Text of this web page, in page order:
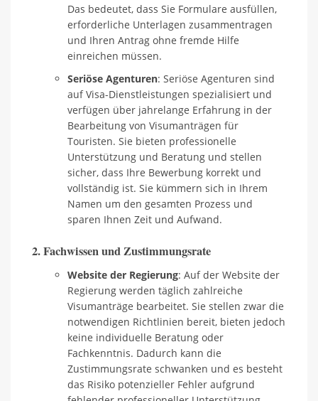
Das bedeutet, dass Sie Formulare ausfüllen,
erforderliche Unterlagen zusammentragen
und Ihren Antrag ohne fremde Hilfe
einreichen müssen.
Seriöse Agenturen: Seriöse Agenturen sind
auf Visa-Dienstleistungen spezialisiert und
verfügen über jahrelange Erfahrung in der
Bearbeitung von Visumanträgen für
Touristen. Sie bieten professionelle
Unterstützung und Beratung und stellen
sicher, dass Ihre Bewerbung korrekt und
vollständig ist. Sie kümmern sich in Ihrem
Namen um den gesamten Prozess und
sparen Ihnen Zeit und Aufwand.
2. Fachwissen und Zustimmungsrate
Website der Regierung: Auf der Website der
Regierung werden täglich zahlreiche
Visumanträge bearbeitet. Sie stellen zwar die
notwendigen Richtlinien bereit, bieten jedoch
keine individuelle Beratung oder
Fachkenntnis. Dadurch kann die
Zustimmungsrate schwanken und es besteht
das Risiko potenzieller Fehler aufgrund